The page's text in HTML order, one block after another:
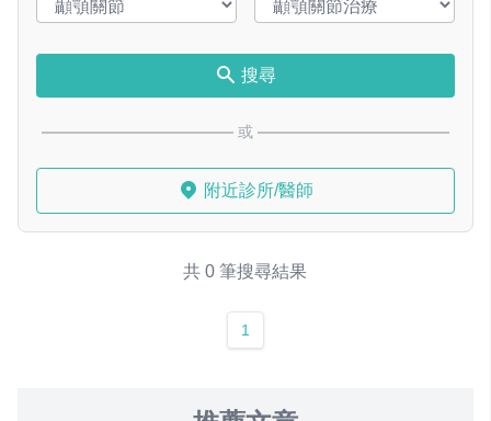
搜尋
或
附近診所/醫師
共 0 筆搜尋結果
1